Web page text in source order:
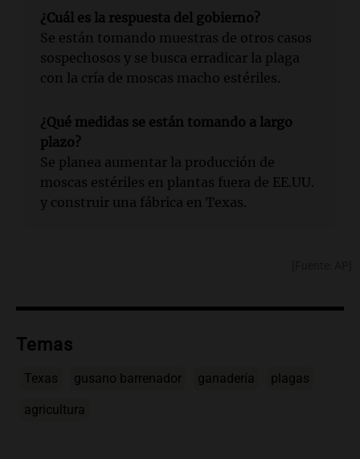
¿Cuál es la respuesta del gobierno?
Se están tomando muestras de otros casos
sospechosos y se busca erradicar la plaga
con la cría de moscas macho estériles.
¿Qué medidas se están tomando a largo
plazo?
Se planea aumentar la producción de
moscas estériles en plantas fuera de EE.UU.
y construir una fábrica en Texas.
Temas
Texas gusano barrenador ganadería plagas
agricultura